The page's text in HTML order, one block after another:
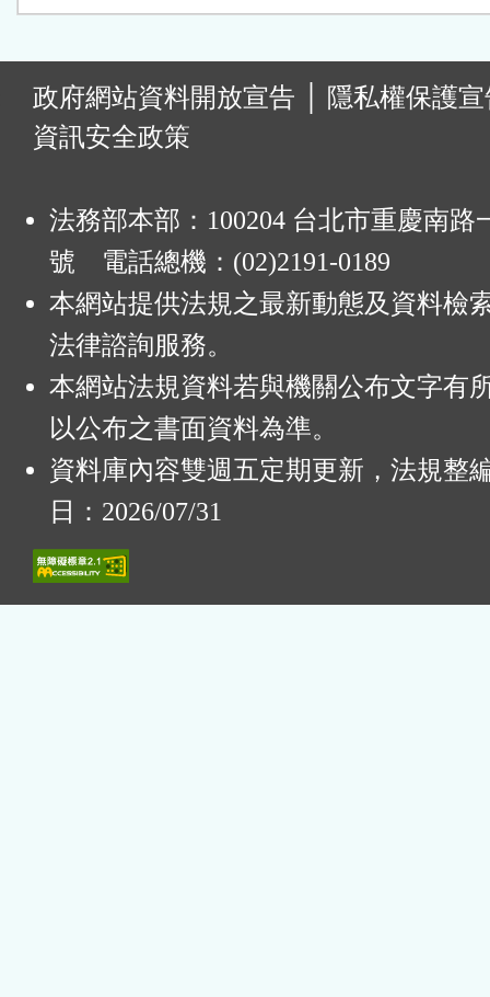
政府網站資料開放宣告
隱私權保護
資訊安全政策
法務部本部：100204 台北市重慶南路
號 電話總機：(02)2191-0189
本網站提供法規之最新動態及資料檢
法律諮詢服務。
本網站法規資料若與機關公布文字有
以公布之書面資料為準。
資料庫內容雙週五定期更新，法規整
日：2026/07/31